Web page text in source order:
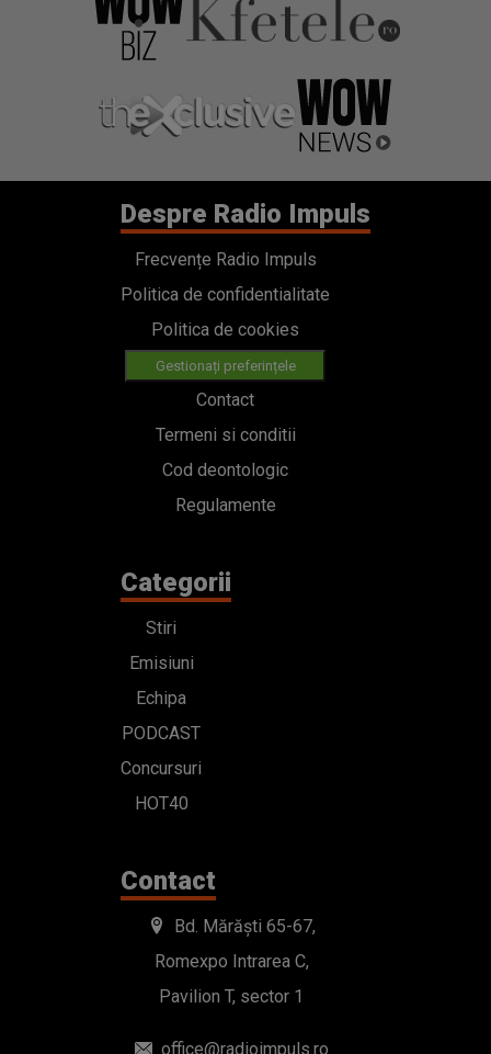
Despre Radio Impuls
Frecvențe Radio Impuls
Politica de confidentialitate
Politica de cookies
Gestionați preferințele
Contact
Termeni si conditii
Cod deontologic
Regulamente
Categorii
Stiri
Emisiuni
Echipa
PODCAST
Concursuri
HOT40
Contact
Bd. Mărăști 65-67,
Romexpo Intrarea C,
Pavilion T, sector 1
office@radioimpuls.ro